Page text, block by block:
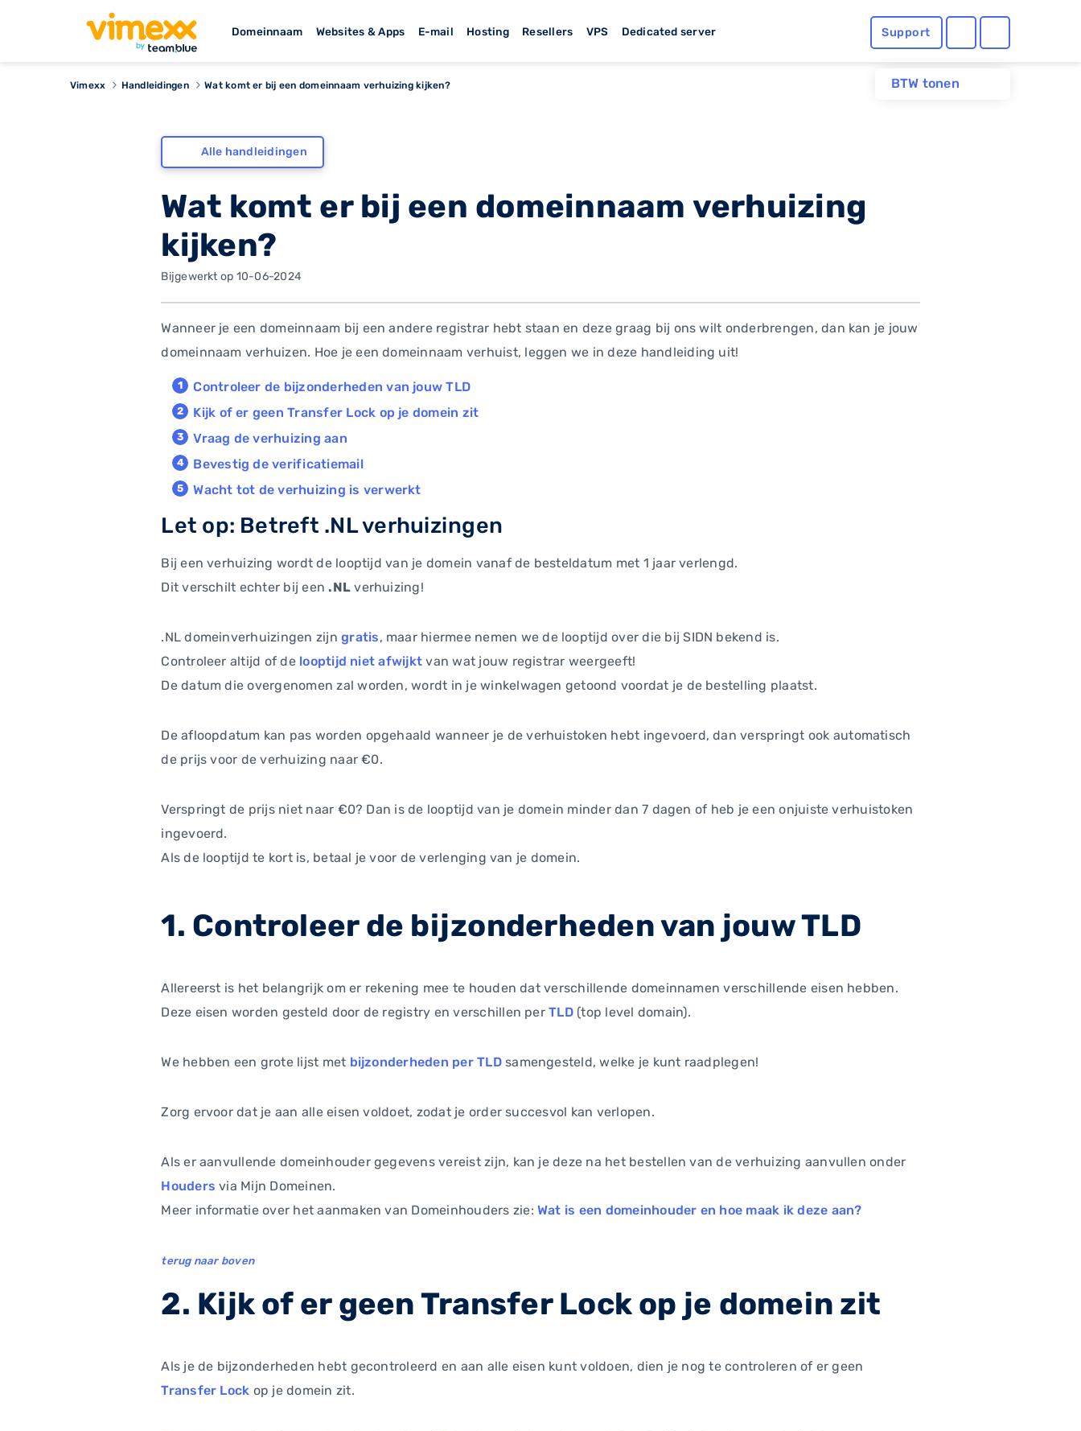
Domeinnaam Websites & Apps E-mail Hosting Resellers VPS Dedicated server Support
BTW tonen
Vimexx Handleidingen Wat komt er bij een domeinnaam verhuizing kijken?
Alle handleidingen
Wat komt er bij een domeinnaam verhuizing
kijken?
Bijgewerkt op 10-06-2024
Wanneer je een domeinnaam bij een andere registrar hebt staan en deze graag bij ons wilt onderbrengen, dan kan je jouw
domeinnaam verhuizen. Hoe je een domeinnaam verhuist, leggen we in deze handleiding uit!
Controleer de bijzonderheden van jouw TLD
Kijk of er geen Transfer Lock op je domein zit
Vraag de verhuizing aan
Bevestig de verificatiemail
Wacht tot de verhuizing is verwerkt
Let op: Betreft .NL verhuizingen
Bij een verhuizing wordt de looptijd van je domein vanaf de besteldatum met 1 jaar verlengd.
Dit verschilt echter bij een.NL verhuizing!
.NL domeinverhuizingen zijngratis, maar hiermee nemen we de looptijd over die bij SIDN bekend is.
Controleer altijd of de looptijd niet afwijkt van wat jouw registrar weergeeft!
De datum die overgenomen zal worden, wordt in je winkelwagen getoond voordat je de bestelling plaatst.
De afloopdatum kan pas worden opgehaald wanneer je de verhuistoken hebt ingevoerd, dan verspringt ook automatisch
de prijs voor de verhuizing naar €0.
Verspringt de prijs niet naar €0? Dan is de looptijd van je domein minder dan 7 dagen of heb je een onjuiste verhuistoken
ingevoerd.
Als de looptijd te kort is, betaal je voor de verlenging van je domein.
1. Controleer de bijzonderheden van jouw TLD
Allereerst is het belangrijk om er rekening mee te houden dat verschillende domeinnamen verschillende eisen hebben.
Deze eisen worden gesteld door de registry en verschillen perTLD(top level domain).
We hebben een grote lijst met bijzonderheden per TLDsamengesteld, welke je kunt raadplegen!
Zorg ervoor dat je aan alle eisen voldoet, zodat je order succesvol kan verlopen.
Als er aanvullende domeinhouder gegevens vereist zijn, kan je deze na het bestellen van de verhuizing aanvullen onder
Houders via Mijn Domeinen.
Meer informatie over het aanmaken van Domeinhouders zie:Wat is een domeinhouder en hoe maak ik deze aan?
terug naar boven
2. Kijk of er geen Transfer Lock op je domein zit
Als je de bijzonderheden hebt gecontroleerd en aan alle eisen kunt voldoen, dien je nog te controleren of er geen
Transfer Lock op je domein zit.